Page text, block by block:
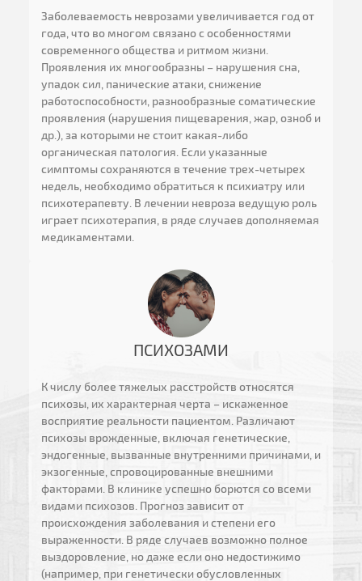
Заболеваемость неврозами увеличивается год от
года, что во многом связано с особенностями
современного общества и ритмом жизни.
Проявления их многообразны – нарушения сна,
упадок сил, панические атаки, снижение
работоспособности, разнообразные соматические
проявления (нарушения пищеварения, жар, озноб и
др.), за которыми не стоит какая-либо
органическая патология. Если указанные
симптомы сохраняются в течение трех-четырех
недель, необходимо обратиться к психиатру или
психотерапевту. В лечении невроза ведущую роль
играет психотерапия, в ряде случаев дополняемая
медикаментами.
ПСИХОЗАМИ
К числу более тяжелых расстройств относятся
психозы, их характерная черта – искаженное
восприятие реальности пациентом. Различают
психозы врожденные, включая генетические,
эндогенные, вызванные внутренними причинами, и
экзогенные, спровоцированные внешними
факторами. В клинике успешно борются со всеми
видами психозов. Прогноз зависит от
происхождения заболевания и степени его
выраженности. В ряде случаев возможно полное
выздоровление, но даже если оно недостижимо
(например, при генетически обусловленных